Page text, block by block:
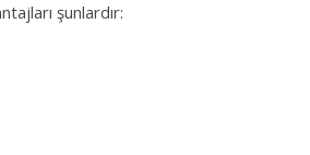
şunlardır: